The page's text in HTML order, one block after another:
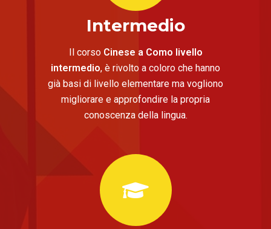
Intermedio
Il corso Cinese a Como livello
intermedio, è rivolto a coloro che hanno
già basi di livello elementare ma vogliono
migliorare e approfondire la propria
conoscenza della lingua.